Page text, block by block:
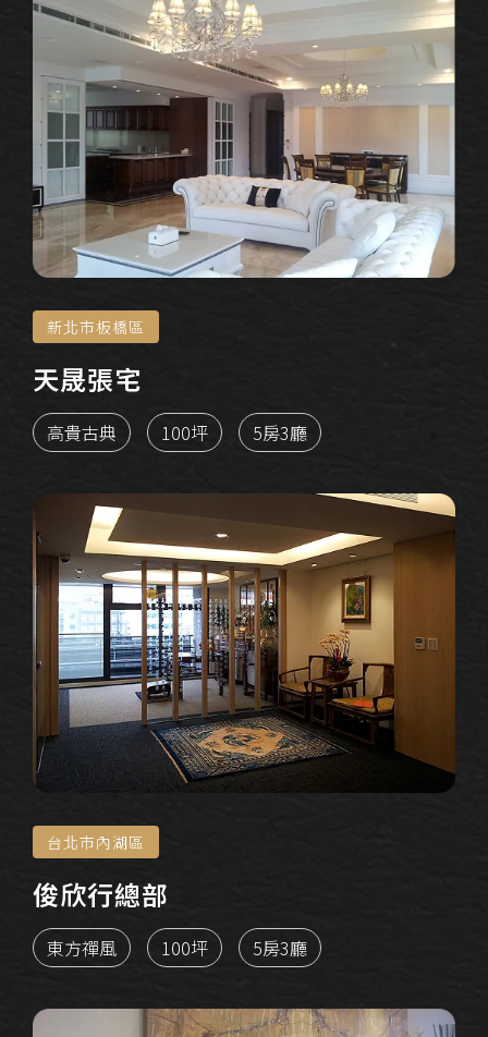
新北市板橋區
天晟張宅
高貴古典 100坪 5房3廳
台北市內湖區
俊欣行總部
東方禪風 100坪 5房3廳